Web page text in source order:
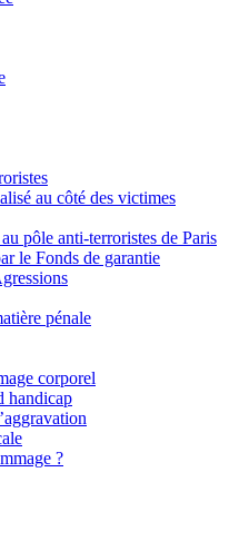
au côté des victimes
pôle anti-terroristes de Paris
le Fonds de garantie
pénale
corporel
handicap
?